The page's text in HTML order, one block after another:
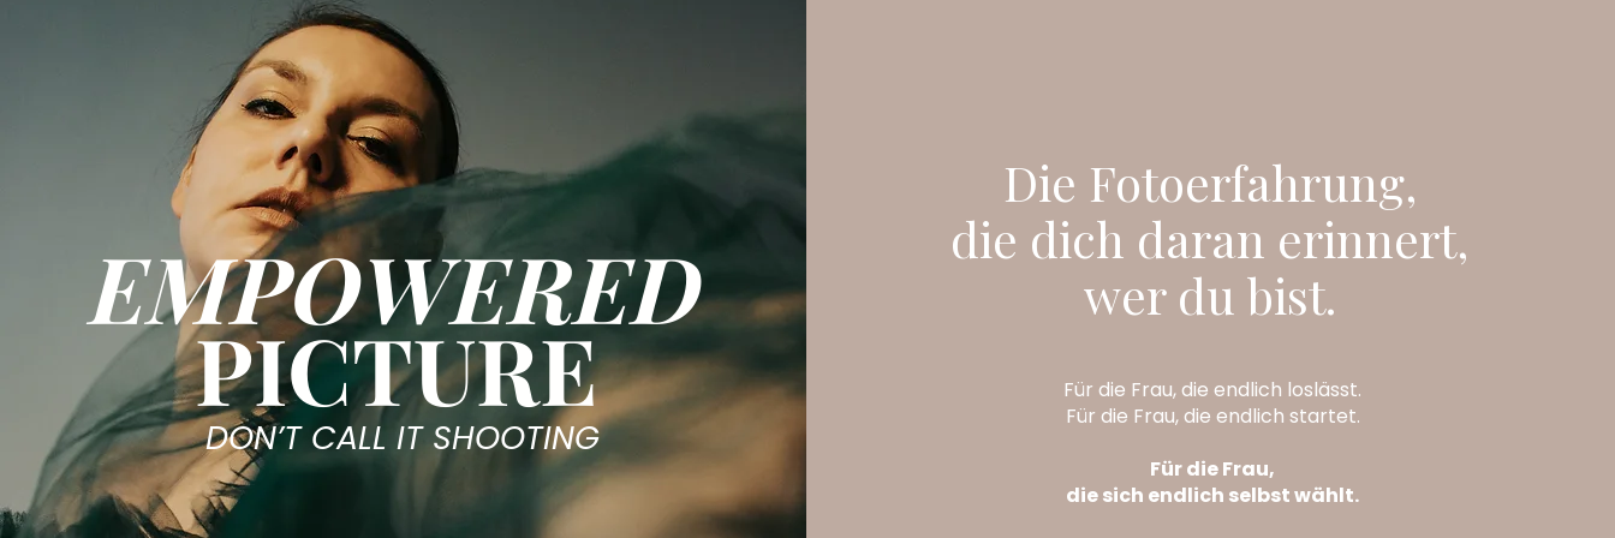
EMPOWERED
PICTURE
DON’T CALL IT SHOOTING
Die Fotoerfahrung,
die dich daran erinnert,
wer du bist.
Für die Frau, die endlich loslässt.
Für die Frau, die endlich startet.
Für die Frau,
die sich endlich selbst wählt.